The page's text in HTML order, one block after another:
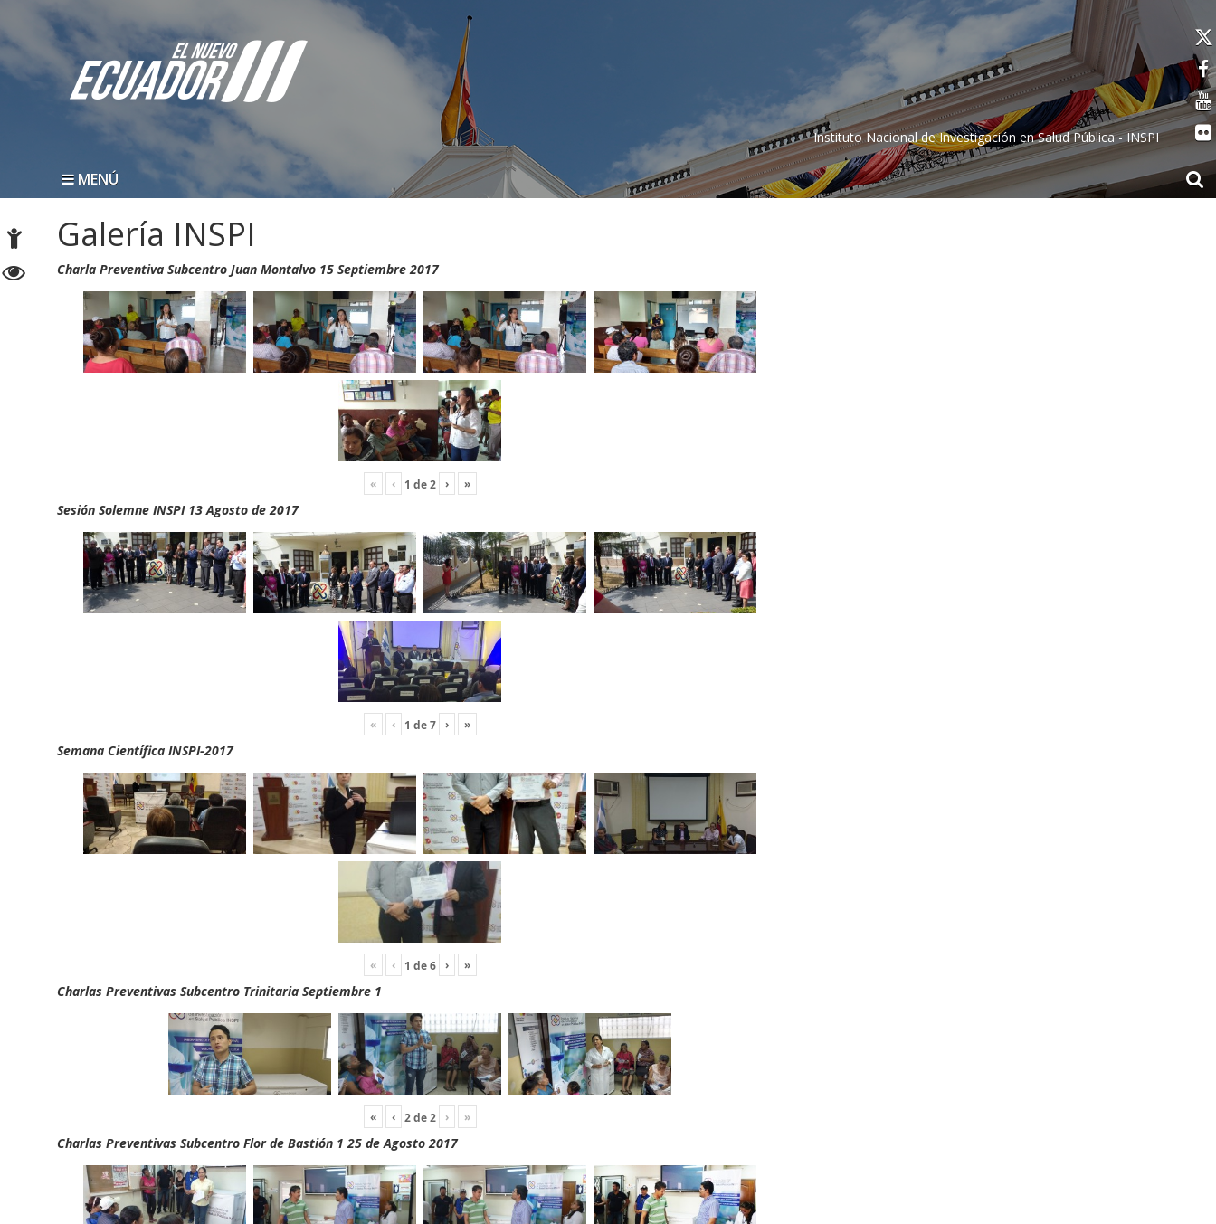
Instituto Nacional de Investigación en Salud Pública - INSPI
MENÚ
Galería INSPI
Charla Preventiva Subcentro Juan Montalvo 15 Septiembre 2017
« ‹ 1 de2 › »
Sesión Solemne INSPI 13 Agosto de 2017
« ‹ 1 de7 › »
Semana Científica INSPI-2017
« ‹ 1 de6 › »
Charlas Preventivas Subcentro Trinitaria Septiembre 1
« ‹ 2de2 › »
Charlas Preventivas Subcentro Flor de Bastión 1 25 de Agosto 2017